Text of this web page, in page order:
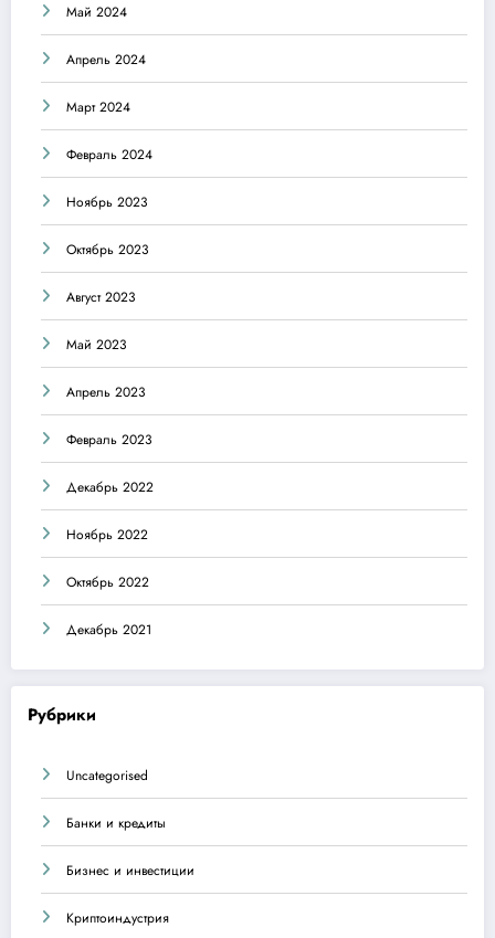
Май 2024
Апрель 2024
Март 2024
Февраль 2024
Ноябрь 2023
Октябрь 2023
Август 2023
Май 2023
Апрель 2023
Февраль 2023
Декабрь 2022
Ноябрь 2022
Октябрь 2022
Декабрь 2021
Рубрики
Uncategorised
Банки и кредиты
Бизнес и инвестиции
Криптоиндустрия